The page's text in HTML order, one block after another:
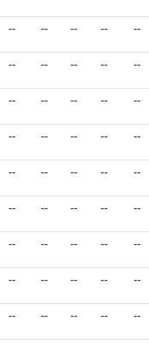
-- -- -- -- --
-- -- -- -- --
-- -- -- -- --
-- -- -- -- --
-- -- -- -- --
-- -- -- -- --
-- -- -- -- --
-- -- -- -- --
-- -- -- -- --